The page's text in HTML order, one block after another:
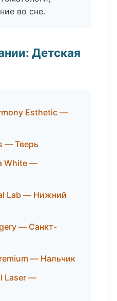
во сне.
Детская
Esthetic —
— Тверь
White —
Lab — Нижний
— Санкт-
— Нальчик
Laser —